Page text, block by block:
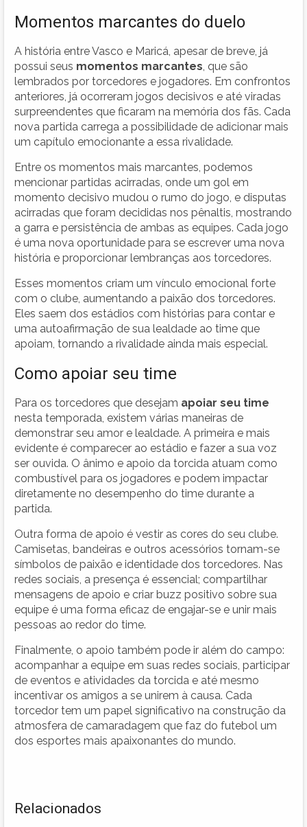
Momentos marcantes do duelo
A história entre Vasco e Maricá, apesar de breve, já
possui seus momentos marcantes , que são
lembrados por torcedores e jogadores. Em confrontos
anteriores, já ocorreram jogos decisivos e até viradas
surpreendentes que ficaram na memória dos fãs. Cada
nova partida carrega a possibilidade de adicionar mais
um capítulo emocionante a essa rivalidade.
Entre os momentos mais marcantes, podemos
mencionar partidas acirradas, onde um gol em
momento decisivo mudou o rumo do jogo, e disputas
acirradas que foram decididas nos pênaltis, mostrando
a garra e persistência de ambas as equipes. Cada jogo
é uma nova oportunidade para se escrever uma nova
história e proporcionar lembranças aos torcedores.
Esses momentos criam um vínculo emocional forte
com o clube, aumentando a paixão dos torcedores.
Eles saem dos estádios com histórias para contar e
uma autoafirmação de sua lealdade ao time que
apoiam, tornando a rivalidade ainda mais especial.
Como apoiar seu time
Para os torcedores que desejam apoiar seu time
nesta temporada, existem várias maneiras de
demonstrar seu amor e lealdade. A primeira e mais
evidente é comparecer ao estádio e fazer a sua voz
ser ouvida. O ânimo e apoio da torcida atuam como
combustível para os jogadores e podem impactar
diretamente no desempenho do time durante a
partida.
Outra forma de apoio é vestir as cores do seu clube.
Camisetas, bandeiras e outros acessórios tornam-se
símbolos de paixão e identidade dos torcedores. Nas
redes sociais, a presença é essencial; compartilhar
mensagens de apoio e criar buzz positivo sobre sua
equipe é uma forma eficaz de engajar-se e unir mais
pessoas ao redor do time.
Finalmente, o apoio também pode ir além do campo:
acompanhar a equipe em suas redes sociais, participar
de eventos e atividades da torcida e até mesmo
incentivar os amigos a se unirem à causa. Cada
torcedor tem um papel significativo na construção da
atmosfera de camaradagem que faz do futebol um
dos esportes mais apaixonantes do mundo.
Relacionados